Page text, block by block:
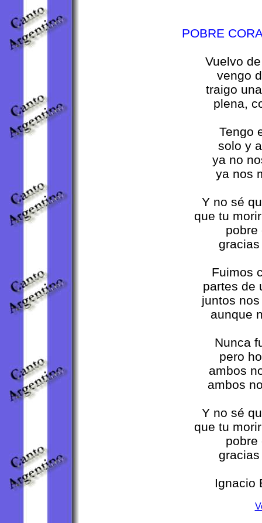
POBRE
Vuelvo
vengo
traigo
plena,
Tengo
solo y
ya no
ya nos
Y no sé
que tu
pobre
Fuimos
partes de
juntos
aunque
Nunca
pero
ambos
ambos
Y no sé
que tu
pobre
Ignacio